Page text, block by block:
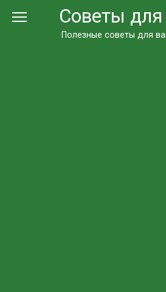
Советы
Полезные советы для